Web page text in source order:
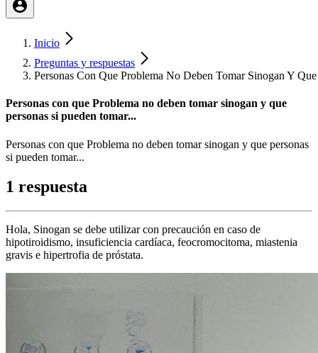
Inicio
Preguntas y respuestas
Personas Con Que Problema No Deben Tomar Sinogan Y
Personas con que Problema no deben tomar sinogan y que
personas si pueden tomar...
Personas con que Problema no deben tomar sinogan y que personas
si pueden tomar...
1 respuesta
Hola, Sinogan se debe utilizar con precaución en caso de
hipotiroidismo, insuficiencia cardíaca, feocromocitoma, miastenia
gravis e hipertrofia de próstata.